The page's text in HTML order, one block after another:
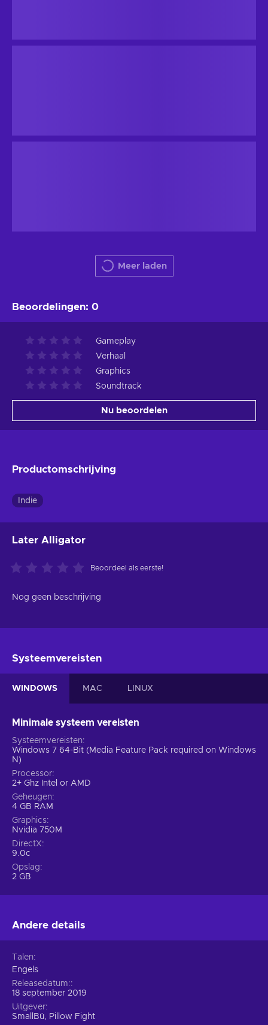
Meer laden
Beoordelingen: 0
Gameplay
Verhaal
Graphics
Soundtrack
Nu beoordelen
Productomschrijving
Indie
Later Alligator
Beoordeel als eerste!
Nog geen beschrijving
Systeemvereisten
WINDOWS MAC LINUX
Minimale systeem vereisten
Systeemvereisten
Windows 7 64-Bit (Media Feature Pack required on Windows
N)
Processor
2+ Ghz Intel or AMD
Geheugen
4 GB RAM
Graphics
Nvidia 750M
DirectX
9.0c
Opslag
2 GB
Andere details
Talen
Engels
Releasedatum:
18 september 2019
Uitgever
SmallBü, Pillow Fight